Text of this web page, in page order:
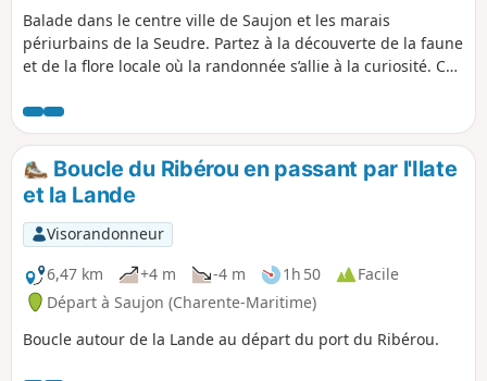
Balade dans le centre ville de Saujon et les marais
périurbains de la Seudre. Partez à la découverte de la faune
et de la flore locale où la randonnée s’allie à la curiosité. Ce
code de la route.
Boucle du Ribérou en passant par l'Ilate
et la Lande
Visorandonneur
6,47 km
+4 m -4 m 1h 50
Facile
Départ à Saujon (Charente-Maritime)
Boucle autour de la Lande au départ du port du Ribérou.